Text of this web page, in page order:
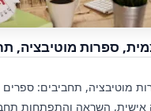
ספרות מוטיבציה,
מוטיבציה, תחביבים: ספרים
השראה והתפתחות